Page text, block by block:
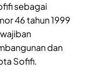
sebagai
46 tahun 1999
dan
Sofifi.